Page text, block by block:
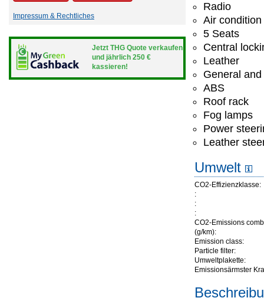
Impressum & Rechtliches
Jetzt THG Quote verkaufen
und jährlich 250 €
kassieren!
Radio
Air condition
5 Seats
Central
Leather
General
ABS
Roof rack
Fog lamps
Power
Leather
Umwelt
CO2-Effizienzklasse:
:
:
:
CO2-Emissions
(g/km):
Emission class:
Particle filter:
Umweltplakette:
Emissionsärmster